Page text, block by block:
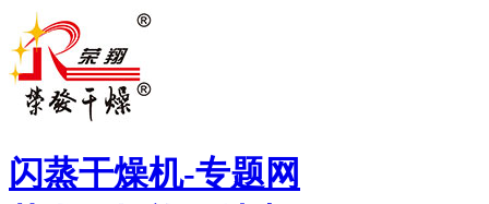
闪蒸干燥机-专题网